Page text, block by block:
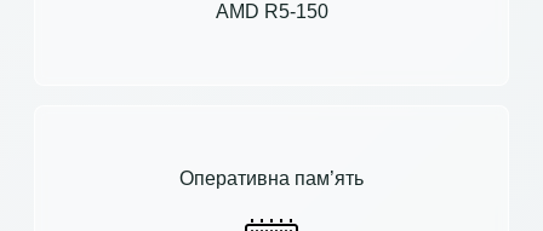
AMD R5-150
Оперативна пам’ять